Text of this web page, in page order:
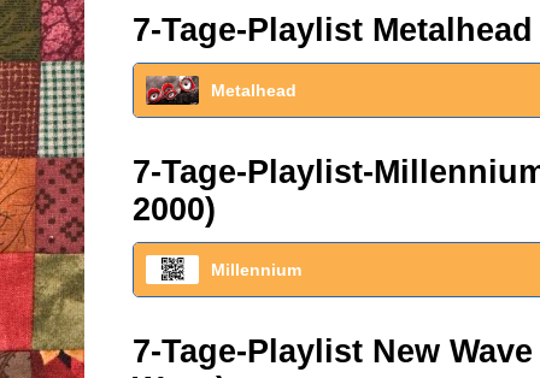
7-Tage-Playlist
Metalhead
7-Tage-Playlist-
2000)
Millennium
7-Tage-Playlist New